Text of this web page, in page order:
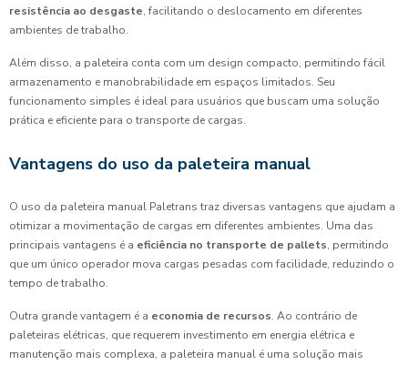
resistência ao desgaste, facilitando o deslocamento em diferentes
ambientes de trabalho.
Além disso, a paleteira conta com um design compacto, permitindo fácil
armazenamento e manobrabilidade em espaços limitados. Seu
funcionamento simples é ideal para usuários que buscam uma solução
prática e eficiente para o transporte de cargas.
Vantagens do uso da paleteira manual
O uso da paleteira manual Paletrans traz diversas vantagens que ajudam a
otimizar a movimentação de cargas em diferentes ambientes. Uma das
principais vantagens é a eficiência no transporte de pallets, permitindo
que um único operador mova cargas pesadas com facilidade, reduzindo o
tempo de trabalho.
Outra grande vantagem é a economia de recursos. Ao contrário de
paleteiras elétricas, que requerem investimento em energia elétrica e
manutenção mais complexa, a paleteira manual é uma solução mais